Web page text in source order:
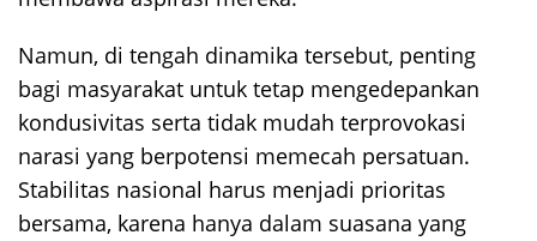
Namun, di tengah dinamika tersebut, penting
bagi masyarakat untuk tetap mengedepankan
kondusivitas serta tidak mudah terprovokasi
narasi yang berpotensi memecah persatuan.
Stabilitas nasional harus menjadi prioritas
bersama, karena hanya dalam suasana yang